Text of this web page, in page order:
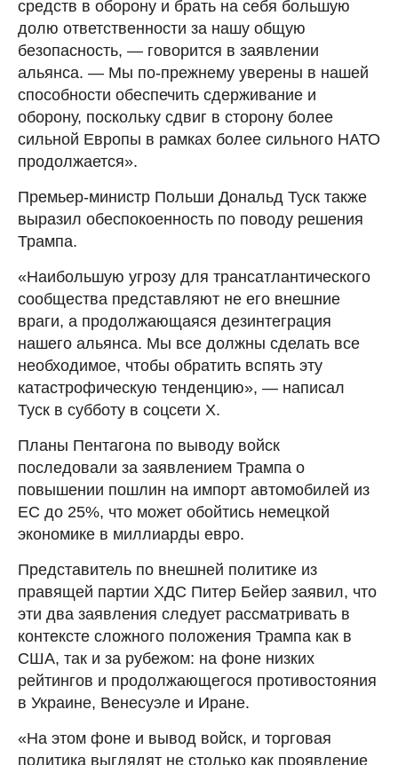
средств в оборону и брать на себя большую
долю ответственности за нашу общую
безопасность, — говорится в заявлении
альянса. — Мы по-прежнему уверены в нашей
способности обеспечить сдерживание и
оборону, поскольку сдвиг в сторону более
сильной Европы в рамках более сильного НАТО
продолжается».
Премьер-министр Польши Дональд Туск также
выразил обеспокоенность по поводу решения
Трампа.
«Наибольшую угрозу для трансатлантического
сообщества представляют не его внешние
враги, а продолжающаяся дезинтеграция
нашего альянса. ‌Мы все должны ⁠сделать все
необходимое, чтобы обратить вспять эту
катастрофическую тенденцию», — написал
Туск в субботу в соцсети X.
Планы Пентагона по выводу войск
последовали за заявлением Трампа о
повышении пошлин на импорт автомобилей из
ЕС до 25%, что может обойтись немецкой
экономике в миллиарды евро.
Представитель по внешней политике из
правящей партии ХДС Питер Бейер заявил, что
эти два заявления следует рассматривать в
контексте сложного положения Трампа как в
США, так и за рубежом: на фоне низких
рейтингов и продолжающегося противостояния
в Украине, Венесуэле и Иране.
«На этом фоне и вывод войск, и торговая
политика выглядят не столько как проявление